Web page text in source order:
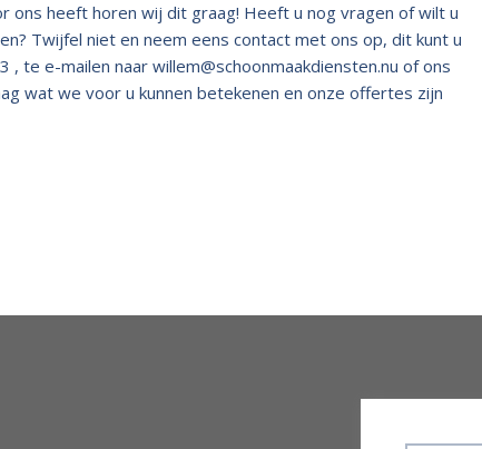
ons heeft horen wij dit graag! Heeft u nog vragen of wilt u
Twijfel niet en neem eens contact met ons op, dit kunt u
, te e-mailen naar willem@schoonmaakdiensten.nu of ons
wat we voor u kunnen betekenen en onze offertes zijn